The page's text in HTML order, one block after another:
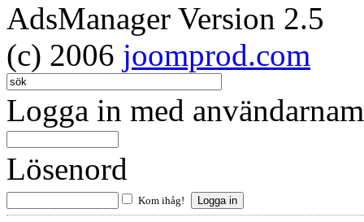
AdsManager Version 2.5
(c) 2006 joomprod.com
Logga in med
Lösenord
Kom ihåg!